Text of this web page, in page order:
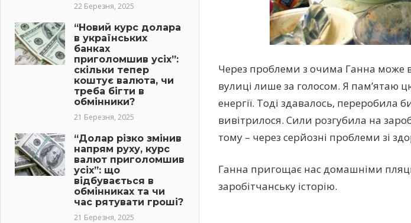
Через проблеми з очима Ганна може
вулиці лише за голосом. Я пам’ятаю
енергії. Тоді здавалось, переробила
вивітрилося. Сили розгубила на
тому – через серйозні проблеми зі
Ганна пригощає нас домашніми
заробітчанську історію.
22 Березня, 2025
“Новий курс долара
в українських
банках
приголомшив усіх”:
скільки тепер
коштує валюта, чи
треба бігти в
обмінники?
21 Березня, 2025
“Долар різко змінив
напрям руху, курс
валют приголомшив
усіх”: що
відбувається в
обмінниках та чи
час рятувати гроші?
21 Березня, 2025